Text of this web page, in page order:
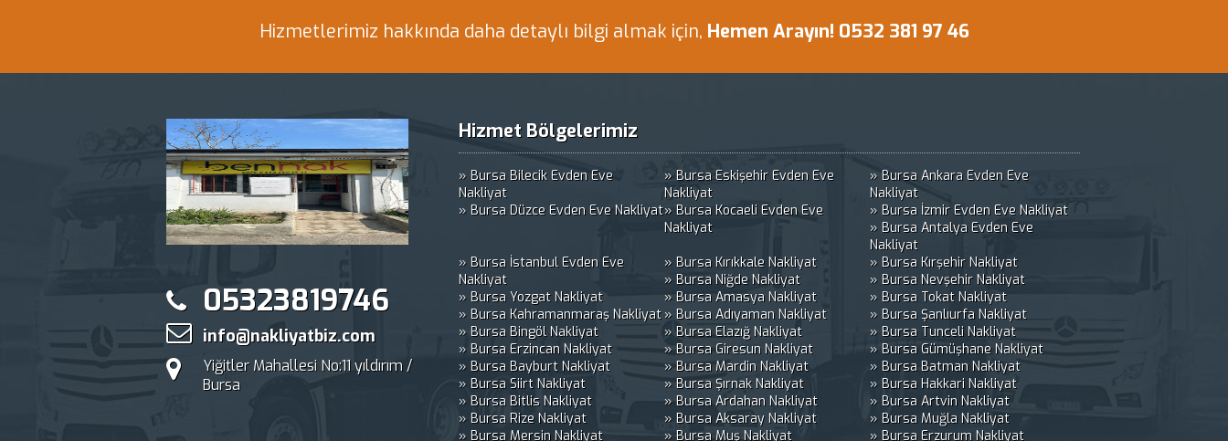
Hizmetlerimiz hakkında daha detaylı bilgi almak için, Hemen Arayın! 0532 381 97 46
05323819746
info@nakliyatbiz.com
Yiğitler Mahallesi No:11 yıldırım /
Bursa
Hizmet Bölgelerimiz
» Bursa Bilecik Evden Eve
Nakliyat
» Bursa Eskişehir Evden Eve
Nakliyat
» Bursa Ankara Evden Eve
Nakliyat
» Bursa Düzce Evden Eve Nakliyat» Bursa Kocaeli Evden Eve
Nakliyat
» Bursa İzmir Evden Eve Nakliyat
» Bursa Antalya Evden Eve
Nakliyat
» Bursa İstanbul Evden Eve
Nakliyat
» Bursa Kırıkkale Nakliyat
» Bursa Kırşehir Nakliyat
» Bursa Niğde Nakliyat
» Bursa Nevşehir Nakliyat
» Bursa Yozgat Nakliyat
» Bursa Amasya Nakliyat
» Bursa Tokat Nakliyat
» Bursa Kahramanmaraş Nakliyat » Bursa Adıyaman Nakliyat
» Bursa Şanlıurfa Nakliyat
» Bursa Bingöl Nakliyat
» Bursa Elazığ Nakliyat
» Bursa Tunceli Nakliyat
» Bursa Erzincan Nakliyat
» Bursa Giresun Nakliyat
» Bursa Gümüşhane Nakliyat
» Bursa Bayburt Nakliyat
» Bursa Mardin Nakliyat
» Bursa Batman Nakliyat
» Bursa Siirt Nakliyat
» Bursa Şırnak Nakliyat
» Bursa Hakkari Nakliyat
» Bursa Bitlis Nakliyat
» Bursa Ardahan Nakliyat
» Bursa Artvin Nakliyat
» Bursa Rize Nakliyat
» Bursa Aksaray Nakliyat
» Bursa Muğla Nakliyat
» Bursa Mersin Nakliyat
» Bursa Muş Nakliyat » Bursa Erzurum Nakliyat